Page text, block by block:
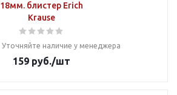
18мм. блистер Erich
Krause
Уточняйте наличие у менеджера
159 руб./шт